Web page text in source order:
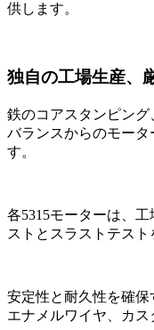
供します。
独自の工場生産、
鉄のコアスタンピン
バランスからのモータ
す。
各5315モーターは、
ストとスラストテスト
安定性と耐久性を確
エナメルワイヤ、カス